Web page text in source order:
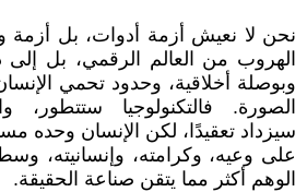
نحن لا نعيش أزمة أدوات، بل أزمة
الهروب من العالم الرقمي، بل
وبوصلة أخلاقية، وحدود تحمي
الصورة. فالتكنولوجيا ستتطور،
سيزداد تعقيدًا، لكن الإنسان وحده
على وعيه، وكرامته، وإنسانيته،
الوهم أكثر مما يتقن صناعة الحقيقة.